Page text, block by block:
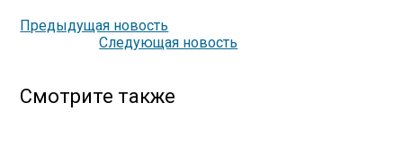
Предыдущая новость
Следующая новость
Смотрите также